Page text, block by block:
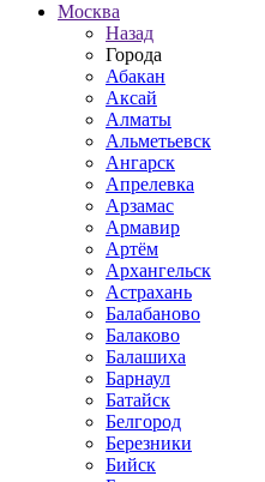
Москва
Назад
Города
Абакан
Аксай
Алматы
Альметьевск
Ангарск
Апрелевка
Арзамас
Армавир
Артём
Архангельск
Астрахань
Балабаново
Балаково
Балашиха
Барнаул
Батайск
Белгород
Березники
Бийск